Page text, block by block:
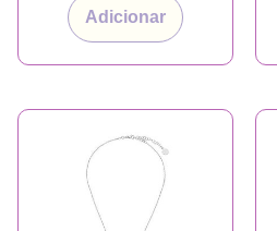
Adicionar